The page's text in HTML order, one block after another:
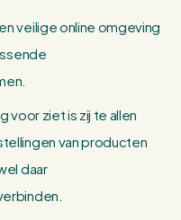
veilige online omgeving
voor ziet is zij te allen
van producten
daar